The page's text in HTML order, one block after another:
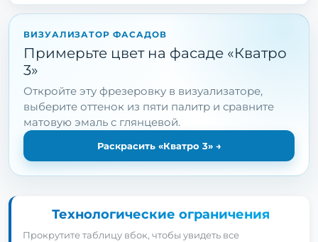
ВИЗУАЛИЗАТОР ФАСАДОВ
Примерьте цвет на фасаде «Кватро
3»
Откройте эту фрезеровку в визуализаторе,
выберите оттенок из пяти палитр и сравните
матовую эмаль с глянцевой.
Раскрасить «Кватро 3» →
Технологические ограничения
Прокрутите таблицу вбок, чтобы увидеть все